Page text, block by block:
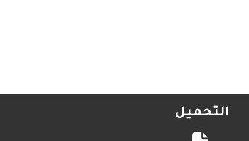
التحميل